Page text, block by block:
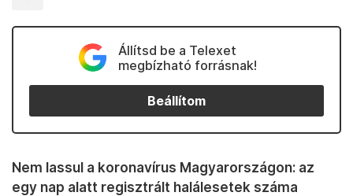
Állítsd be a Telexet
megbízható forrásnak!
Beállítom
Nem lassul a koronavírus Magyarországon: az
egy nap alatt regisztrált halálesetek száma